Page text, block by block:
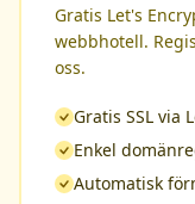
Gratis Let's
webbhotell.
oss.
Gratis SSL via
Enkel
Automatisk